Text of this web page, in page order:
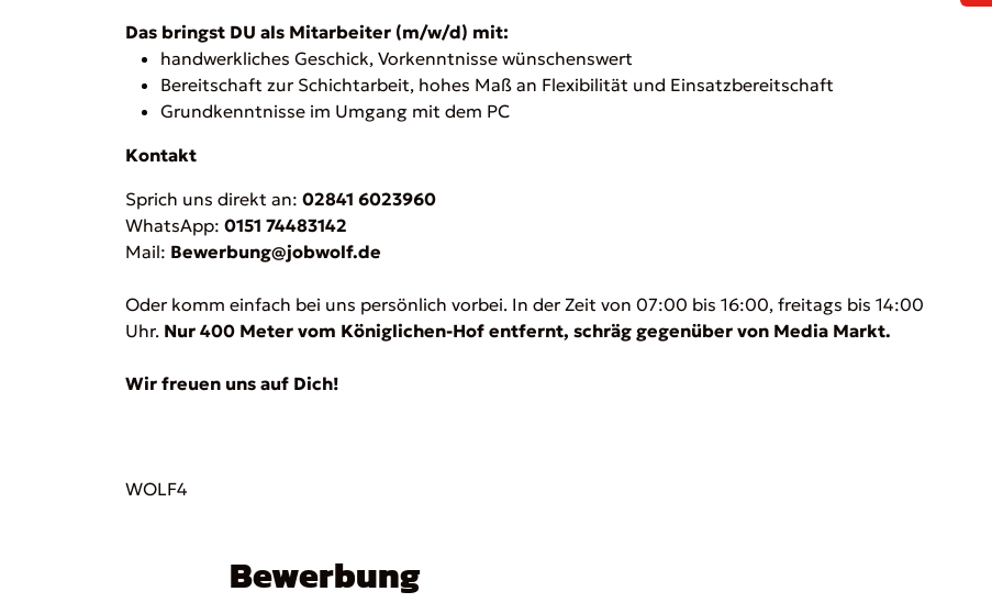
Das bringst DU als Mitarbeiter (m/w/d) mit:
handwerkliches Geschick, Vorkenntnisse wünschenswert
Bereitschaft zur Schichtarbeit, hohes Maß an Flexibilität und Einsatzbereitschaft
Grundkenntnisse im Umgang mit dem PC
Kontakt
Sprich uns direkt an: 02841 6023960
WhatsApp: 0151 74483142
Mail: Bewerbung@jobwolf.de
Oder komm einfach bei uns persönlich vorbei. In der Zeit von 07:00 bis 16:00, freitags bis 14:00
Uhr. Nur 400 Meter vom Königlichen-Hof entfernt, schräg gegenüber von Media Markt.
Wir freuen uns auf Dich!
WOLF4
Bewerbung